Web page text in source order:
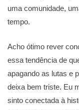
uma comunidade,
tempo.
Acho ótimo rever
essa tendência de
apagando as lutas e
deixa bem triste. Eu
sinto conectada à